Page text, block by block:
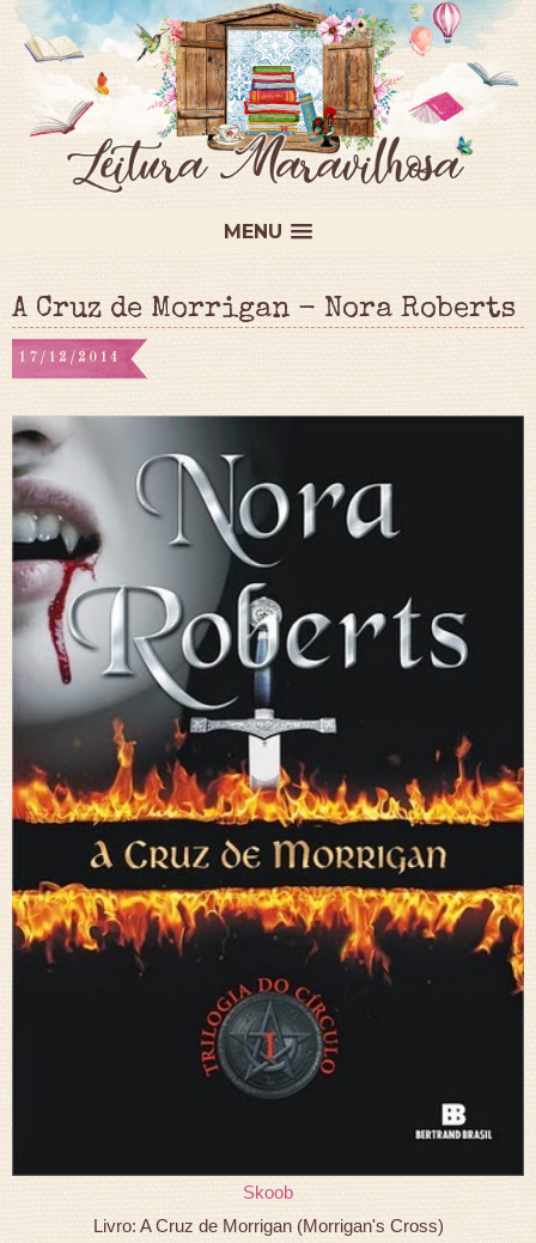
MENU
A Cruz de Morrigan - Nora Roberts
17/12/2014
Skoob
Livro: A Cruz de Morrigan (Morrigan's Cross)